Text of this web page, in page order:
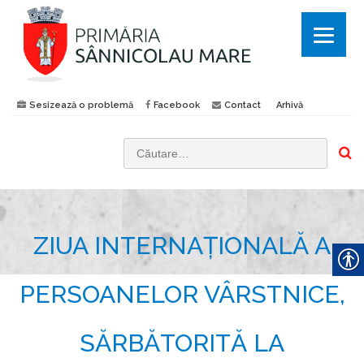
Sesizează o problemă Facebook Contact Arhivă
ZIUA INTERNAȚIONALĂ A
PERSOANELOR VÂRSTNICE,
SĂRBĂTORITĂ LA